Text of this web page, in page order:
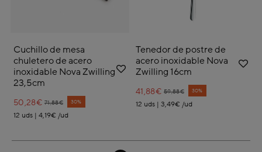
Cuchillo de mesa
chuletero de acero
inoxidable Nova Zwilling
23,5cm
Price reduced from
71,88€
to 30%
50,28€
12 uds | 4,19€ /ud
Tenedor de postre de
acero inoxidable Nova
Zwilling 16cm
Price reduced from
59,88€
to 30%
41,88€
12 uds | 3,49€ /ud